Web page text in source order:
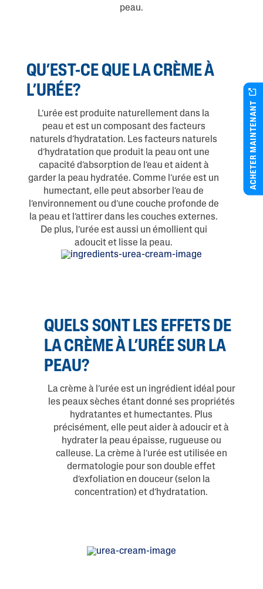
peau.
QU’EST-CE QUE LA CRÈME À
L’URÉE?
L’urée est produite naturellement dans la
peau et est un composant des facteurs
naturels d’hydratation. Les facteurs naturels
d’hydratation que produit la peau ont une
capacité d’absorption de l’eau et aident à
garder la peau hydratée. Comme l’urée est un
humectant, elle peut absorber l’eau de
l’environnement ou d’une couche profonde de
la peau et l’attirer dans les couches externes.
De plus, l’urée est aussi un émollient qui
adoucit et lisse la peau.
QUELS SONT LES EFFETS DE
LA CRÈME À L’URÉE SUR LA
PEAU?
La crème à l’urée est un ingrédient idéal pour
les peaux sèches étant donné ses propriétés
hydratantes et humectantes. Plus
précisément, elle peut aider à adoucir et à
hydrater la peau épaisse, rugueuse ou
calleuse. La crème à l’urée est utilisée en
dermatologie pour son double effet
d’exfoliation en douceur (selon la
concentration) et d’hydratation.
ACHETER MAINTENANT